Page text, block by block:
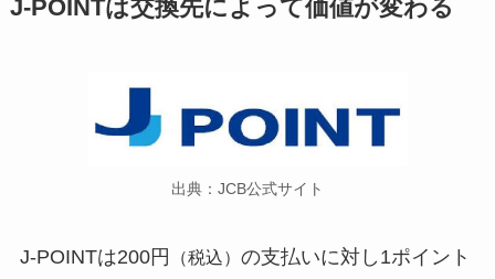
J-POINTは交換先によって価値が変わる
出典：JCB公式サイト
J-POINTは200円 （税込） の支払いに対し1ポイント